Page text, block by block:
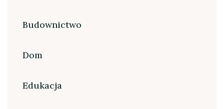
Budownictwo
Dom
Edukacja